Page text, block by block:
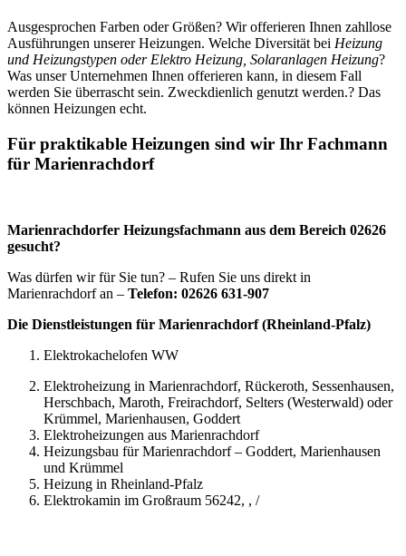
Ausgesprochen Farben oder Größen? Wir offerieren Ihnen zahllose
Ausführungen unserer Heizungen. Welche Diversität bei Heizung
und Heizungstypen oder Elektro Heizung, Solaranlagen Heizung?
Was unser Unternehmen Ihnen offerieren kann, in diesem Fall
werden Sie überrascht sein. Zweckdienlich genutzt werden.? Das
können Heizungen echt.
Für praktikable Heizungen sind wir Ihr Fachmann
für Marienrachdorf
Marienrachdorfer Heizungsfachmann aus dem Bereich 02626
gesucht?
Was dürfen wir für Sie tun? – Rufen Sie uns direkt in
Marienrachdorf an – Telefon: 02626 631-907
Die Dienstleistungen für Marienrachdorf (Rheinland-Pfalz)
Elektrokachelofen WW
Elektroheizung in Marienrachdorf, Rückeroth, Sessenhausen,
Herschbach, Maroth, Freirachdorf, Selters (Westerwald) oder
Krümmel, Marienhausen, Goddert
Elektroheizungen aus Marienrachdorf
Heizungsbau für Marienrachdorf – Goddert, Marienhausen
und Krümmel
Heizung in Rheinland-Pfalz
Elektrokamin im Großraum 56242, , /